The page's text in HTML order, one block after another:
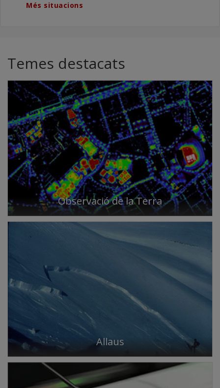
Més situacions
Temes destacats
Observació de la Terra
Allaus